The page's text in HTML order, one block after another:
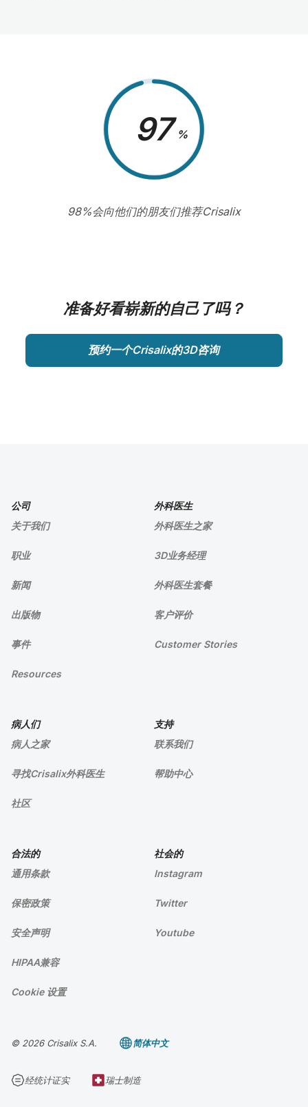
98 %
98%会向他们的朋友们推荐Crisalix
准备好看崭新的自己了吗？
预约一个Crisalix的3D咨询
公司
关于我们
职业
新闻
出版物
事件
Resources
外科医生
外科医生之家
3D业务经理
外科医生套餐
客户评价
Customer Stories
病人们
病人之家
寻找Crisalix外科医生
社区
支持
联系我们
帮助中心
合法的
通用条款
保密政策
安全声明
HIPAA兼容
Cookie 设置
社会的
Instagram
Twitter
Youtube
© 2026 Crisalix S.A. 简体中文
经统计证实 瑞士制造